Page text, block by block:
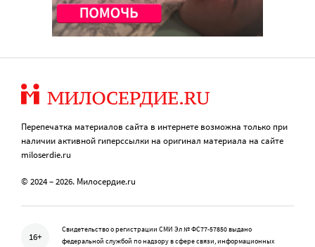
Перепечатка материалов сайта в интернете возможна только при
наличии активной гиперссылки на оригинал материала на сайте
miloserdie.ru
© 2024 – 2026. Милосердие.ru
16+
Свидетельство о регистрации СМИ Эл № ФС77-57850 выдано
федеральной службой по надзору в сфере связи, информационных